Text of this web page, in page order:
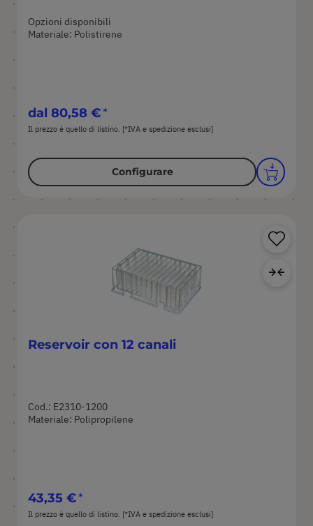
Opzioni disponibili
Materiale: Polistirene
dal 80,58 €
Il prezzo è quello di listino. [*IVA e spedizione esclusi]
Configurare
Reservoir con 12 canali
Cod.: E2310-1200
Materiale: Polipropilene
43,35 €
Il prezzo è quello di listino. [*IVA e spedizione esclusi]